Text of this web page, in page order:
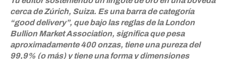
cerca de Zúrich, Suiza. Es una barra de categoría
“good delivery”, que bajo las reglas de la London
Bullion Market Association, significa que pesa
aproximadamente 400 onzas, tiene una pureza del
99,9% (o más) y tiene una forma y dimensiones